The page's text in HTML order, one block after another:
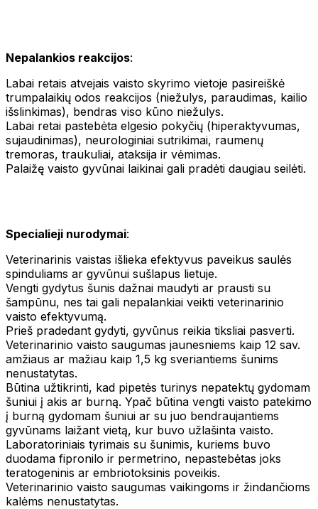
Nepalankios reakcijos:
Labai retais atvejais vaisto skyrimo vietoje pasireiškė
trumpalaikių odos reakcijos (niežulys, paraudimas, kailio
išslinkimas), bendras viso kūno niežulys.
Labai retai pastebėta elgesio pokyčių (hiperaktyvumas,
sujaudinimas), neurologiniai sutrikimai, raumenų
tremoras, traukuliai, ataksija ir vėmimas.
Palaižę vaisto gyvūnai laikinai gali pradėti daugiau seilėti.
Specialieji nurodymai:
Veterinarinis vaistas išlieka efektyvus paveikus saulės
spinduliams ar gyvūnui sušlapus lietuje.
Vengti gydytus šunis dažnai maudyti ar prausti su
šampūnu, nes tai gali nepalankiai veikti veterinarinio
vaisto efektyvumą.
Prieš pradedant gydyti, gyvūnus reikia tiksliai pasverti.
Veterinarinio vaisto saugumas jaunesniems kaip 12 sav.
amžiaus ar mažiau kaip 1,5 kg sveriantiems šunims
nenustatytas.
Būtina užtikrinti, kad pipetės turinys nepatektų gydomam
šuniui į akis ar burną. Ypač būtina vengti vaisto patekimo
į burną gydomam šuniui ar su juo bendraujantiems
gyvūnams laižant vietą, kur buvo užlašinta vaisto.
Laboratoriniais tyrimais su šunimis, kuriems buvo
duodama fipronilo ir permetrino, nepastebėtas joks
teratogeninis ar embriotoksinis poveikis.
Veterinarinio vaisto saugumas vaikingoms ir žindančioms
kalėms nenustatytas.